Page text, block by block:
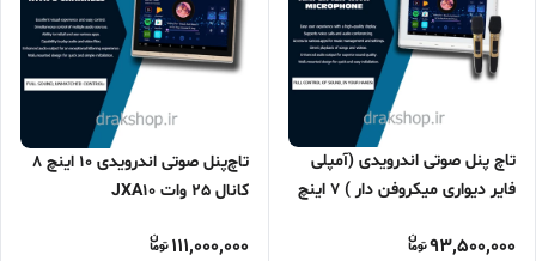
تاچ پنل صوتی اندرویدی (آمپلی
فایر دیواری میکروفن دار ) 7 اینچ
93,500,000
تاچ‌پنل صوتی اندرویدی 10 اینچ 8
کانال 25 وات JXA10
111,000,000